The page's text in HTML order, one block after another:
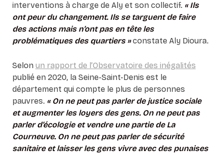
interventions à charge de Aly et son collectif. « Ils
ont peur du changement. Ils se targuent de faire
des actions mais n’ont pas en tête les
problématiques des quartiers »constate Aly Dioura.
Selon un rapport de l’Observatoire des inégalités
publié en 2020, la Seine-Saint-Denis est le
département qui compte le plus de personnes
pauvres. « On ne peut pas parler de justice sociale
et augmenter les loyers des gens. On ne peut pas
parler d’écologie et vendre une partie de La
Courneuve. On ne peut pas parler de sécurité
sanitaire et laisser les gens vivre avec des punaises